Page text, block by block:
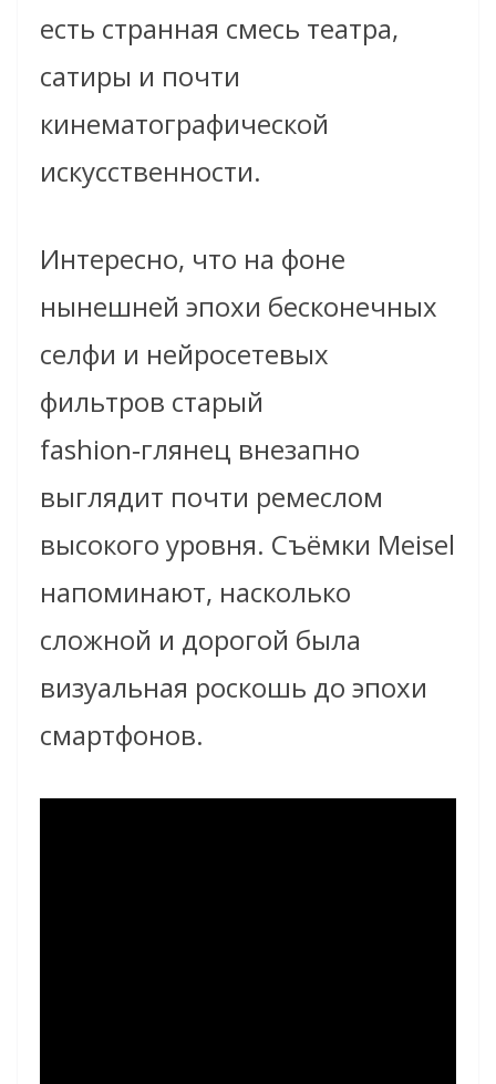
есть странная смесь театра,
сатиры и почти
кинематографической
искусственности.
Интересно, что на фоне
нынешней эпохи бесконечных
селфи и нейросетевых
фильтров старый
fashion‑глянец внезапно
выглядит почти ремеслом
высокого уровня. Съёмки Meisel
напоминают, насколько
сложной и дорогой была
визуальная роскошь до эпохи
смартфонов.